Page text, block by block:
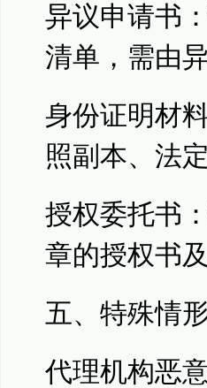
异议申请书
清单，需由
身份证明材
照副本、法
授权委托书
章的授权书
五、特殊情
代理机构恶